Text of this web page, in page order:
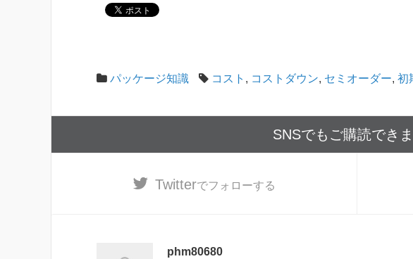
パッケージ知識 コスト , コストダウン, セミオーダー, 初
SNSでもご購読できま
Twitterでフォローする
phm80680